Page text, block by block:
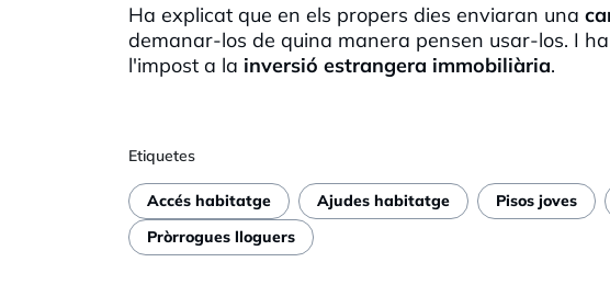
Ha explicat que en els propers dies enviaran una
demanar-los de quina manera pensen usar-los. I
l'impost a la inversió estrangera immobiliària.
Etiquetes
Accés habitatge Ajudes habitatge Pisos joves
Pròrrogues lloguers